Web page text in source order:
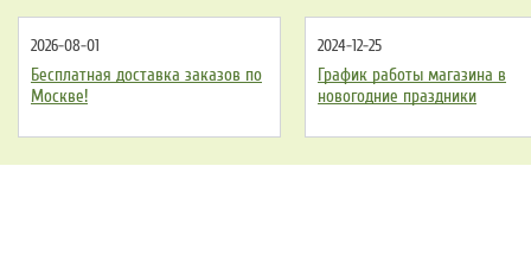
2026-08-01
Бесплатная доставка заказов по
Москве!
2024-12-25
График работы магазина в
новогодние праздники